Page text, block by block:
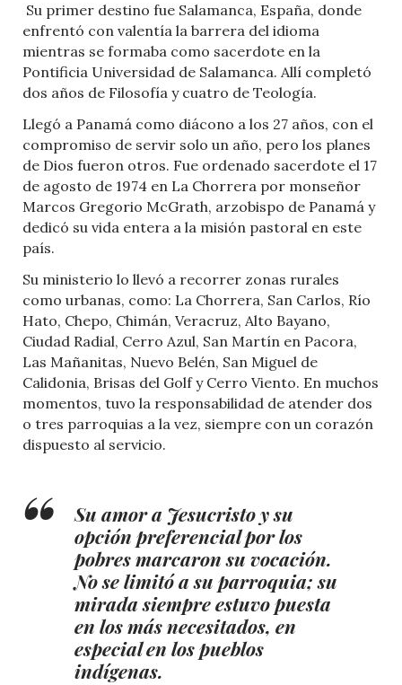
Su primer destino fue Salamanca, España, donde
enfrentó con valentía la barrera del idioma
mientras se formaba como sacerdote en la
Pontificia Universidad de Salamanca. Allí completó
dos años de Filosofía y cuatro de Teología.
Llegó a Panamá como diácono a los 27 años, con el
compromiso de servir solo un año, pero los planes
de Dios fueron otros. Fue ordenado sacerdote el 17
de agosto de 1974 en La Chorrera por monseñor
Marcos Gregorio McGrath, arzobispo de Panamá y
dedicó su vida entera a la misión pastoral en este
país.
Su ministerio lo llevó a recorrer zonas rurales
como urbanas, como: La Chorrera, San Carlos, Río
Hato, Chepo, Chimán, Veracruz, Alto Bayano,
Ciudad Radial, Cerro Azul, San Martín en Pacora,
Las Mañanitas, Nuevo Belén, San Miguel de
Calidonia, Brisas del Golf y Cerro Viento. En muchos
momentos, tuvo la responsabilidad de atender dos
o tres parroquias a la vez, siempre con un corazón
dispuesto al servicio.
Su amor a Jesucristo y su
opción preferencial por los
pobres marcaron su vocación.
No se limitó a su parroquia; su
mirada siempre estuvo puesta
en los más necesitados, en
especial en los pueblos
indígenas.